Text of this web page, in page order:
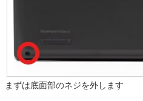
まずは底面部のネジを外します